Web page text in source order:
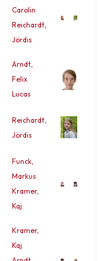
Carolin
Reichardt,
Jördis
Arndt,
Felix
Lucas
Reichardt,
Jördis
Funck,
Markus
Kramer,
Kaj
Kramer,
Kaj